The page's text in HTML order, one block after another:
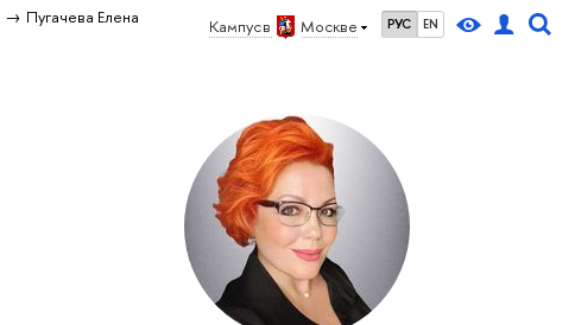
Кампус в Москве РУС EN
Пугачева Елена